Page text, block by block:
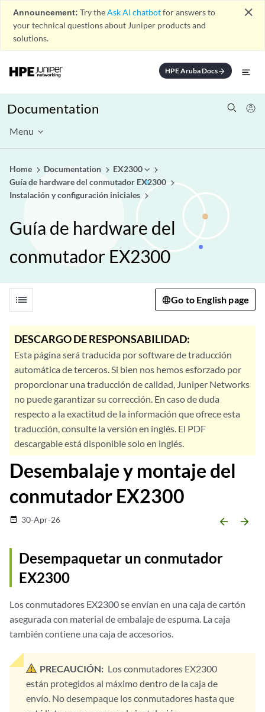
Announcement: Try theAsk AI chatbotfor answers to
your technical questions about Juniper products and
solutions.
close
HPE Aruba Docsarrow_forward
Documentation
Menu
Home Documentation
EX2300
Guía de hardware del conmutador EX2300
Instalación y configuración iniciales
Guía de hardware del
conmutador EX2300
list Go to English page
DESCARGO DE RESPONSABILIDAD:
Esta página será traducida por software de traducción
automática de terceros. Si bien nos hemos esforzado por
proporcionar una traducción de calidad, Juniper Networks
no puede garantizar su corrección. En caso de duda
respecto a la exactitud de la información que ofrece esta
traducción, consulte la versión en inglés. El PDF
descargable está disponible solo en inglés.
Desembalaje y montaje del
conmutador EX2300
date_range 30-Apr-26 arrow_backward arrow_forward
Desempaquetar un conmutador
EX2300
Los conmutadores EX2300 se envían en una caja de cartón
asegurada con material de embalaje de espuma. La caja
también contiene una caja de accesorios.
PRECAUCIÓN: Los conmutadores EX2300
están protegidos al máximo dentro de la caja de
envío. No desempaque los conmutadores hasta que